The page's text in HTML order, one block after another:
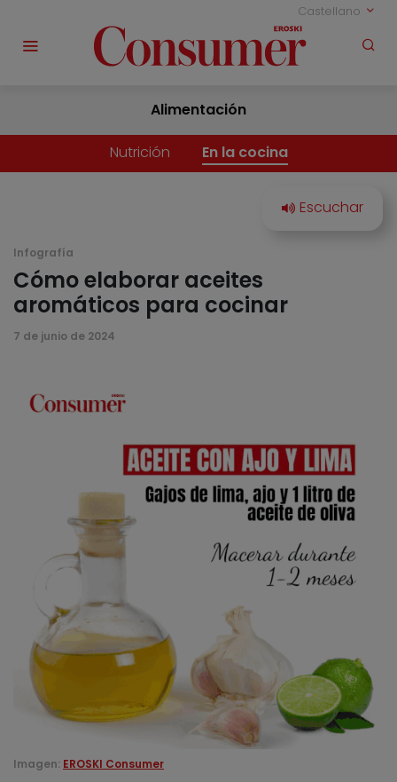
Castellano
Alimentación
Nutrición En la cocina
Infografía
Cómo elaborar aceites
aromáticos para cocinar
7 de junio de 2024
Imagen: EROSKI Consumer